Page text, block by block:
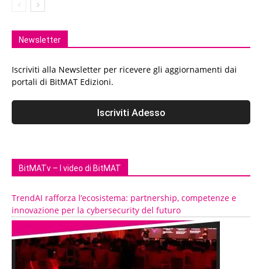
Newsletter
Iscriviti alla Newsletter per ricevere gli aggiornamenti dai
portali di BitMAT Edizioni.
BitMATv – I video di BitMAT
TrendAI rafforza l’ecosistema: partnership, competenze e
innovazione per la cybersecurity del futuro